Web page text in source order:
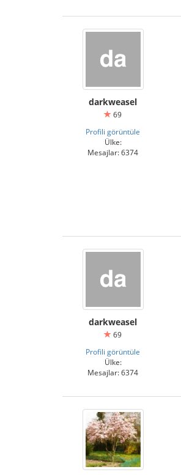
darkweasel
69
Profili görüntüle
Ülke:
Mesajlar: 6374
darkweasel
69
Profili görüntüle
Ülke:
Mesajlar: 6374